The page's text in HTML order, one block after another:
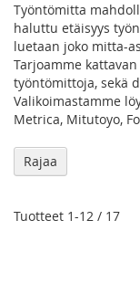
Työntömitta
haluttu etäisyys
luetaan joko mitta-
Tarjoamme
työntömittoja, sekä
Valikoimastamme
Metrica, Mitutoyo,
Tuotteet 1-12 / 17
Rajaa